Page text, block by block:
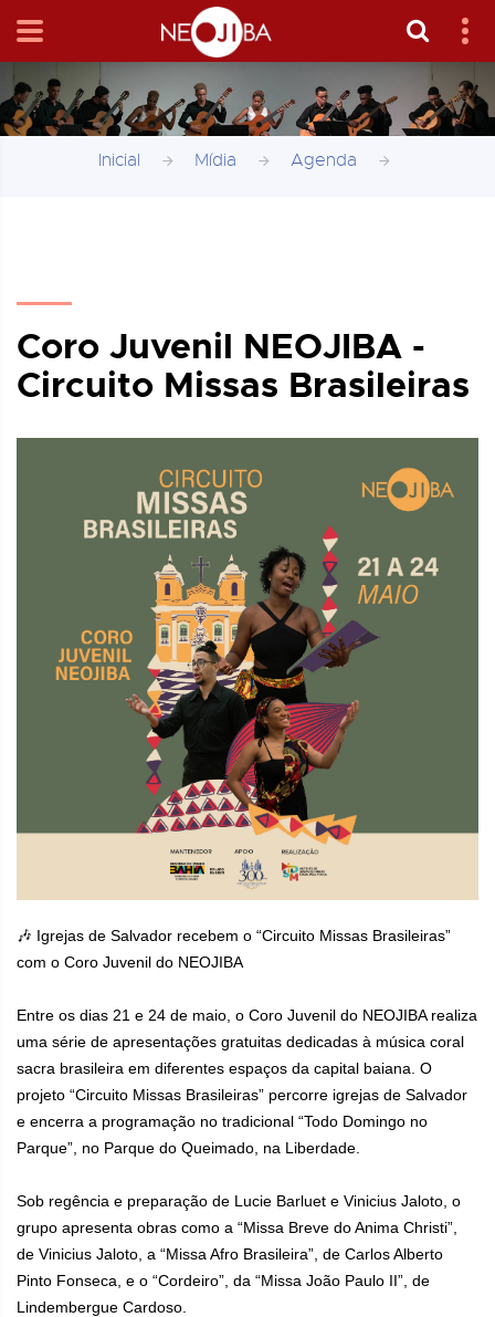
Inicial Mídia Agenda
Coro Juvenil NEOJIBA -
Circuito Missas Brasileiras
🎶 Igrejas de Salvador recebem o “Circuito Missas Brasileiras”
com o Coro Juvenil do NEOJIBA
Entre os dias 21 e 24 de maio, o Coro Juvenil do NEOJIBA realiza
uma série de apresentações gratuitas dedicadas à música coral
sacra brasileira em diferentes espaços da capital baiana. O
projeto “Circuito Missas Brasileiras” percorre igrejas de Salvador
e encerra a programação no tradicional “Todo Domingo no
Parque”, no Parque do Queimado, na Liberdade.
Sob regência e preparação de Lucie Barluet e Vinicius Jaloto, o
grupo apresenta obras como a “Missa Breve do Anima Christi”,
de Vinicius Jaloto, a “Missa Afro Brasileira”, de Carlos Alberto
Pinto Fonseca, e o “Cordeiro”, da “Missa João Paulo II”, de
Lindembergue Cardoso.